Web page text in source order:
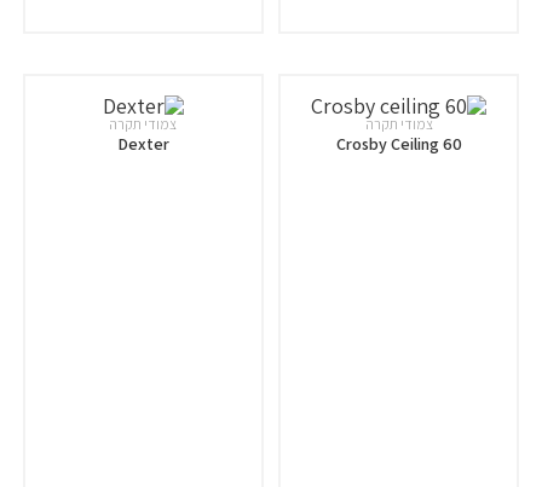
צמודי תקרה
Crosby Ceiling 60
צמודי תקרה
Dexter